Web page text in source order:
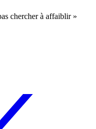
chercher à affaiblir »